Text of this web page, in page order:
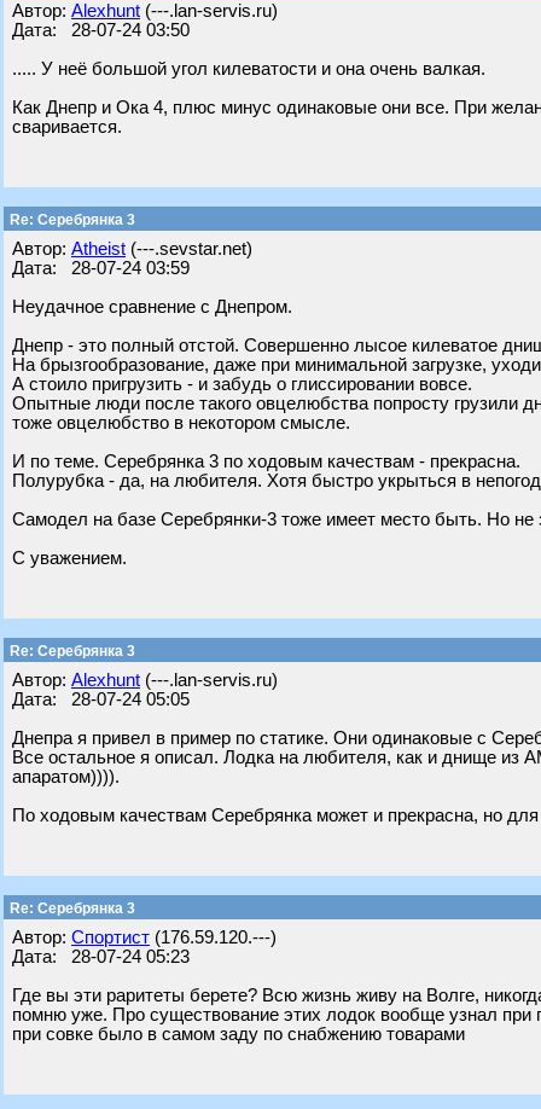
Автор: Alexhunt (---.lan-servis.ru)
Дата: 28-07-24 03:50
..... У неё большой угол килеватости и она очень валкая.
Как Днепр и Ока 4, плюс минус одинаковые они все. При
сваривается.
Re: Серебрянка 3
Автор: Atheist (---.sevstar.net)
Дата: 28-07-24 03:59
Неудачное сравнение с Днепром.
Днепр - это полный отстой. Совершенно лысое килеватое
На брызгообразование, даже при минимальной загрузке,
А стоило пригрузить - и забудь о глиссировании вовсе.
Опытные люди после такого овцелюбства попросту грузили
тоже овцелюбство в некотором смысле.
И по теме. Серебрянка 3 по ходовым качествам - прекрасна.
Полурубка - да, на любителя. Хотя быстро укрыться в
Самодел на базе Серебрянки-3 тоже имеет место быть. Но
С уважением.
Re: Серебрянка 3
Автор: Alexhunt (---.lan-servis.ru)
Дата: 28-07-24 05:05
Днепра я привел в пример по статике. Они одинаковые с
Все остальное я описал. Лодка на любителя, как и днище
апаратом)))).
По ходовым качествам Серебрянка может и прекрасна, но
Re: Серебрянка 3
Автор: Спортист (176.59.120.---)
Дата: 28-07-24 05:23
Где вы эти раритеты берете? Всю жизнь живу на Волге,
помню уже. Про существование этих лодок вообще узнал
при совке было в самом заду по снабжению товарами